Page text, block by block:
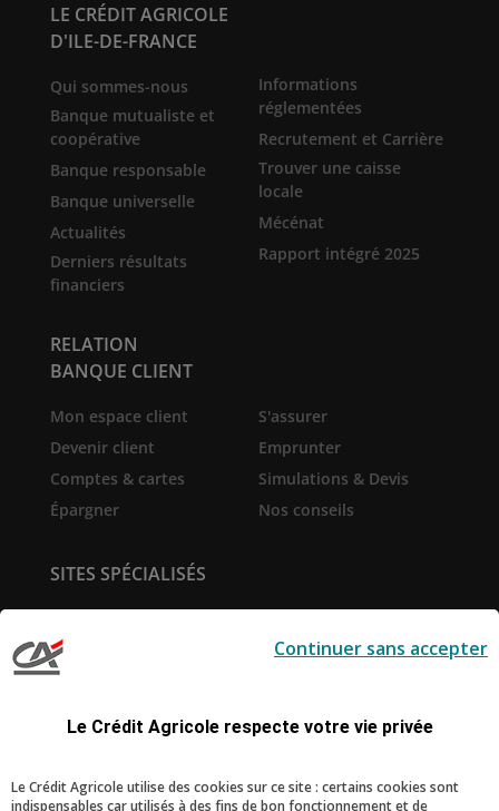
LE CRÉDIT AGRICOLE
D'ILE-DE-FRANCE
Qui sommes-nous
Banque mutualiste et
coopérative
Banque responsable
Banque universelle
Actualités
Derniers résultats
financiers
Informations
réglementées
Recrutement et Carrière
Trouver une caisse
locale
Mécénat
Rapport intégré 2025
RELATION
BANQUE CLIENT
Mon espace client
Devenir client
Comptes & cartes
Épargner
S'assurer
Emprunter
Simulations & Devis
Nos conseils
SITES SPÉCIALISÉS
Pro-Expert Immo
Création d'entreprise
Service de
télésurveillance
Le Crédit Agricole respecte votre vie privée
Le Crédit Agricole utilise des cookies sur ce site : certains cookies sont
indispensables car utilisés à des fins de bon fonctionnement et de
Continuer sans accepter